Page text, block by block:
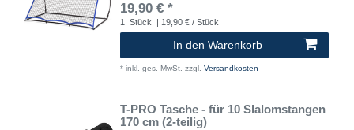
19,90 € *
1 Stück | 19,90 € / Stück
In den Warenkorb
* inkl. ges. MwSt. zzgl. Versandkosten
T-PRO Tasche - für 10 Slalomstangen
170 cm (2-teilig)